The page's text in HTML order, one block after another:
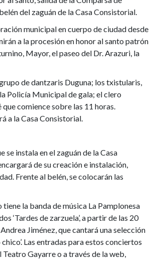
del zaguán de la Casa Consistorial.
municipal en cuerpo de ciudad desde
a la procesión en honor al santo patrón
Mayor, el paseo del Dr. Arazuri, la
de dantzaris Duguna; los txistularis,
Policía Municipal de gala; el clero
comience sobre las 11 horas.
a la Casa Consistorial.
instala en el zaguán de la Casa
de su creación e instalación,
Frente al belén, se colocarán las
la banda de música La Pamplonesa
‘Tardes de zarzuela’, a partir de las 20
Jiménez, que cantará una selección
Las entradas para estos conciertos
Gayarre o a través de la web,